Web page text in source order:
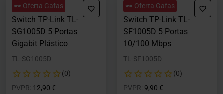
🕶️ Oferta Gafas
Switch TP-Link TL-
SG1005D 5 Portas
Gigabit Plástico
TL-SG1005D
(0)
PVPR: Precio rebajado desde
12,90 €
🕶️ Oferta Gafas
Switch TP-Link TL-
SF1005D 5 Portas
10/100 Mbps
TL-SF1005D
(0)
PVPR: Precio rebajado desde
9,90 €